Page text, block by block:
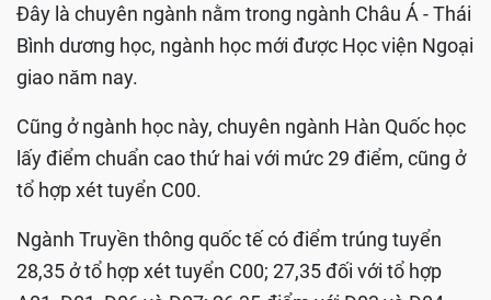
Đây là chuyên ngành nằm trong ngành Châu Á - Thái
Bình dương học, ngành học mới được Học viện Ngoại
giao năm nay.
Cũng ở ngành học này, chuyên ngành Hàn Quốc học
lấy điểm chuẩn cao thứ hai với mức 29 điểm, cũng ở
tổ hợp xét tuyển C00.
Ngành Truyền thông quốc tế có điểm trúng tuyển
28,35 ở tổ hợp xét tuyển C00; 27,35 đối với tổ hợp